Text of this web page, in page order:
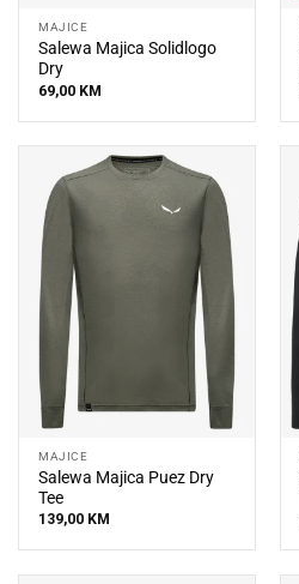
MAJICE
Salewa Majica Solidlogo
Dry
69,00 KM
MAJICE
Salewa Majica Puez Dry
Tee
139,00 KM